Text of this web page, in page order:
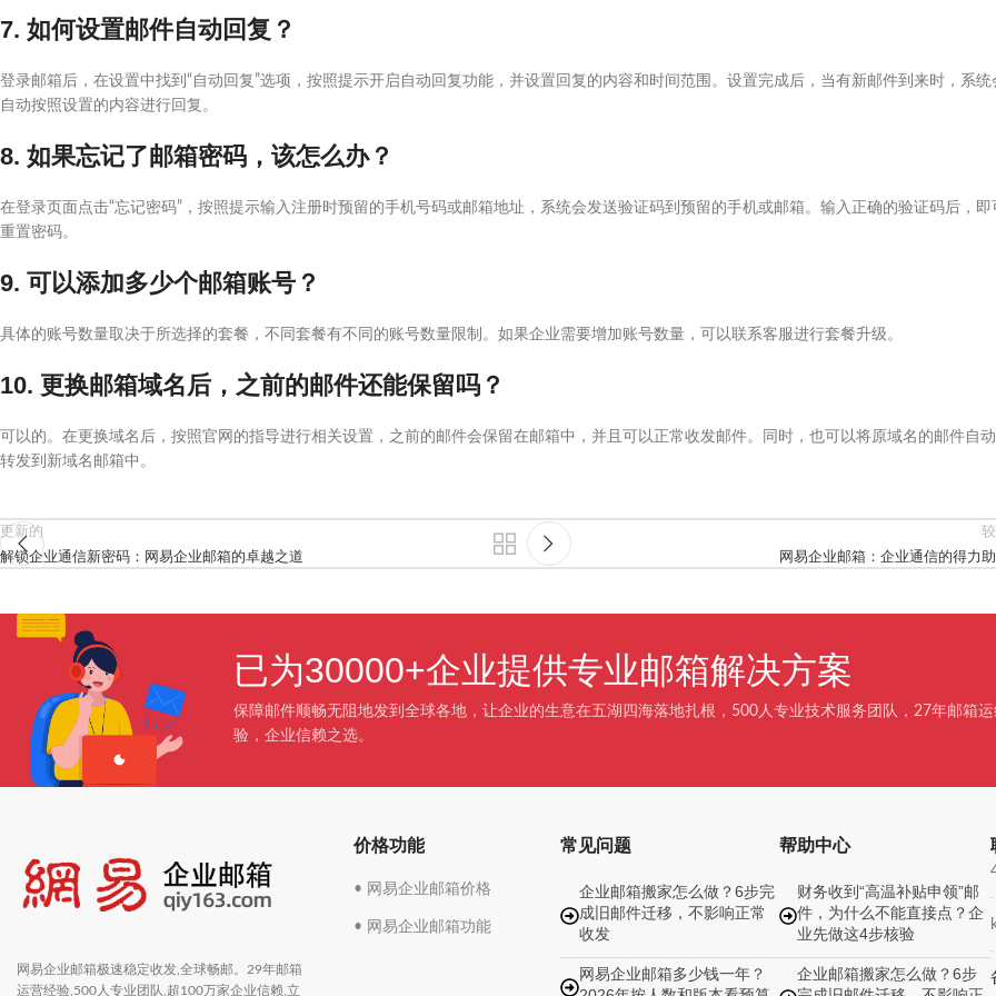
7. 如何设置邮件自动回复？
登录邮箱后，在设置中找到“自动回复”选项，按照提示开启自动回复功能，并设置回复的内容和时间范围。设置完成后，当有新邮件到来时，系统
自动按照设置的内容进行回复。
8. 如果忘记了邮箱密码，该怎么办？
在登录页面点击“忘记密码”，按照提示输入注册时预留的手机号码或邮箱地址，系统会发送验证码到预留的手机或邮箱。输入正确的验证码后，即
重置密码。
9. 可以添加多少个邮箱账号？
具体的账号数量取决于所选择的套餐，不同套餐有不同的账号数量限制。如果企业需要增加账号数量，可以联系客服进行套餐升级。
10. 更换邮箱域名后，之前的邮件还能保留吗？
可以的。在更换域名后，按照官网的指导进行相关设置，之前的邮件会保留在邮箱中，并且可以正常收发邮件。同时，也可以将原域名的邮件自动
转发到新域名邮箱中。
更新的
解锁企业通信新密码：网易企业邮箱的卓越之道 网易企业邮箱：企业通信的得力
已为30000+企业提供专业邮箱解决方案
保障邮件顺畅无阻地发到全球各地，让企业的生意在五湖四海落地扎根，500人专业技术服务团队，27年邮箱
验，企业信赖之选。
网易企业邮箱极速稳定收发,全球畅邮。29年邮箱
运营经验,500人专业团队,超100万家企业信赖,立
价格功能
• 网易企业邮箱价格
• 网易企业邮箱功能
常见问题
企业邮箱搬家怎么做？6步完
成旧邮件迁移，不影响正常
收发
网易企业邮箱多少钱一年？
帮助中心
财务收到“高温补贴申领”邮
件，为什么不能直接点？企
业先做这4步核验
企业邮箱搬家怎么做？6步